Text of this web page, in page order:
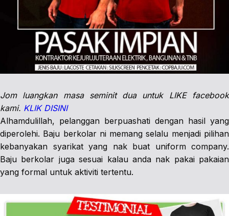
Jom luangkan masa seminit dua untuk LIKE facebook
kami. KLIK DISINI
Alhamdulillah, pelanggan berpuashati dengan hasil yang
diperolehi. Baju berkolar ni memang selalu menjadi pilihan
kebanyakan syarikat yang nak buat uniform company.
Baju berkolar juga sesuai kalau anda nak pakai pakaian
yang formal untuk aktiviti tertentu.